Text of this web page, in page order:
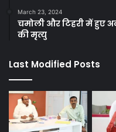
March 23, 2024
चमोली और टिहरी में हुए
की मृत्यु
Last Modified Posts